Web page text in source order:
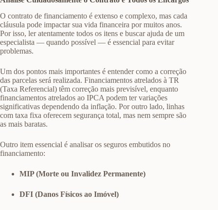
O contrato de financiamento é extenso e complexo, mas cada
cláusula pode impactar sua vida financeira por muitos anos.
Por isso, ler atentamente todos os itens e buscar ajuda de um
especialista — quando possível — é essencial para evitar
problemas.
Um dos pontos mais importantes é entender como a correção
das parcelas será realizada. Financiamentos atrelados à TR
(Taxa Referencial) têm correção mais previsível, enquanto
financiamentos atrelados ao IPCA podem ter variações
significativas dependendo da inflação. Por outro lado, linhas
com taxa fixa oferecem segurança total, mas nem sempre são
as mais baratas.
Outro item essencial é analisar os seguros embutidos no
financiamento:
MIP (Morte ou Invalidez Permanente)
DFI (Danos Físicos ao Imóvel)